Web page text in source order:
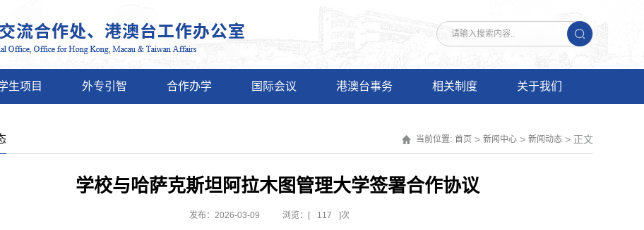
生项目 外专引智 合作办学 国际会议 港澳台事务 相关制度 关于我们
当前位置: 首页 > 新闻中心 > 新闻动态 > 正文
学校与哈萨克斯坦阿拉木图管理大学签署合作协议
发布：2026-03-09 浏览：[ 117 ]次